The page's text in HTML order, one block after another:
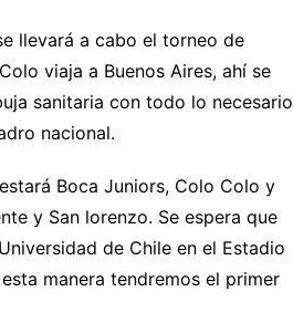
llevará a cabo el torneo de
viaja a Buenos Aires, ahí se
sanitaria con todo lo necesario
nacional.
Boca Juniors, Colo Colo y
y San lorenzo. Se espera que
de Chile en el Estadio
manera tendremos el primer